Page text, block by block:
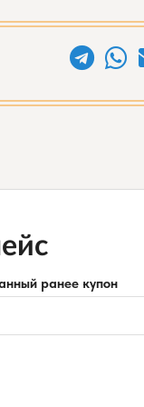
ранее купон